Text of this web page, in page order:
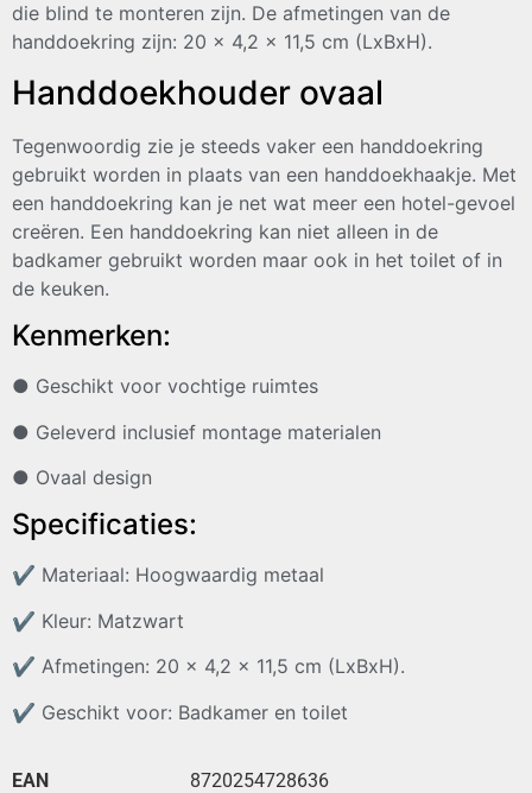
die blind te monteren zijn. De afmetingen van de
handdoekring zijn: 20 x 4,2 x 11,5 cm (LxBxH).
Handdoekhouder ovaal
Tegenwoordig zie je steeds vaker een handdoekring
gebruikt worden in plaats van een handdoekhaakje. Met
een handdoekring kan je net wat meer een hotel-gevoel
creëren. Een handdoekring kan niet alleen in de
badkamer gebruikt worden maar ook in het toilet of in
de keuken.
Kenmerken:
● Geschikt voor vochtige ruimtes
● Geleverd inclusief montage materialen
● Ovaal design
Specificaties:
✔ Materiaal: Hoogwaardig metaal
✔ Kleur: Matzwart
✔ Afmetingen: 20 x 4,2 x 11,5 cm (LxBxH).
✔ Geschikt voor: Badkamer en toilet
EAN
8720254728636